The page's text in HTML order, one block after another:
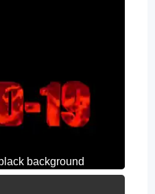
background